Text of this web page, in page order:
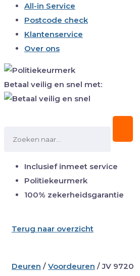
All-in Service
Postcode check
Klantenservice
Over ons
Betaal veilig en snel met:
Inclusief inmeet service
Politiekeurmerk
100% zekerheidsgarantie
Terug naar overzicht
Deuren / Voordeuren /JV 9720